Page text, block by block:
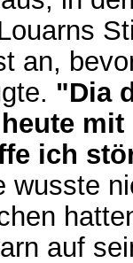
an,
"Dia
ich
wusste
auf